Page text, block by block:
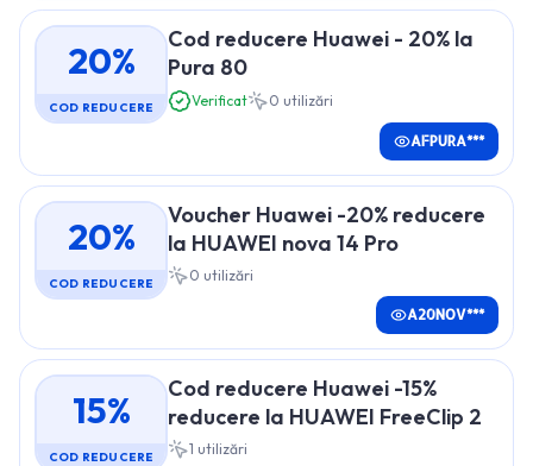
20%
COD REDUCERE
Cod reducere Huawei - 20% la
Pura 80
Verificat 0 utilizări
AFPURA***
20%
COD REDUCERE
Voucher Huawei -20% reducere
la HUAWEI nova 14 Pro
0 utilizări
A20NOV***
15%
COD REDUCERE
Cod reducere Huawei -15%
reducere la HUAWEI FreeClip 2
1 utilizări